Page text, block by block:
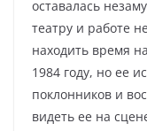
оставалась
театру и работе
находить время
1984 году, но ее
поклонников и
видеть ее на